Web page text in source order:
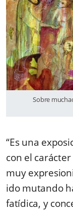
Sobre
“Es una
con el
muy
ido mutando
fatídica, y